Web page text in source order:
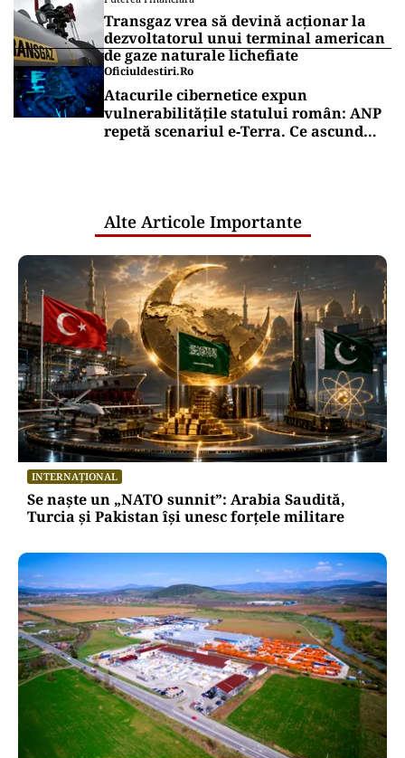
Transgaz vrea să devină acționar la
dezvoltatorul unui terminal american
de gaze naturale lichefiate
Oficiuldestiri.ro
Atacurile cibernetice expun
vulnerabilitățile statului român: ANP
repetă scenariul e‑Terra. Ce ascund
Alte Articole Importante
INTERNAȚIONAL
Se naște un „NATO sunnit”: Arabia Saudită,
Turcia și Pakistan își unesc forțele militare